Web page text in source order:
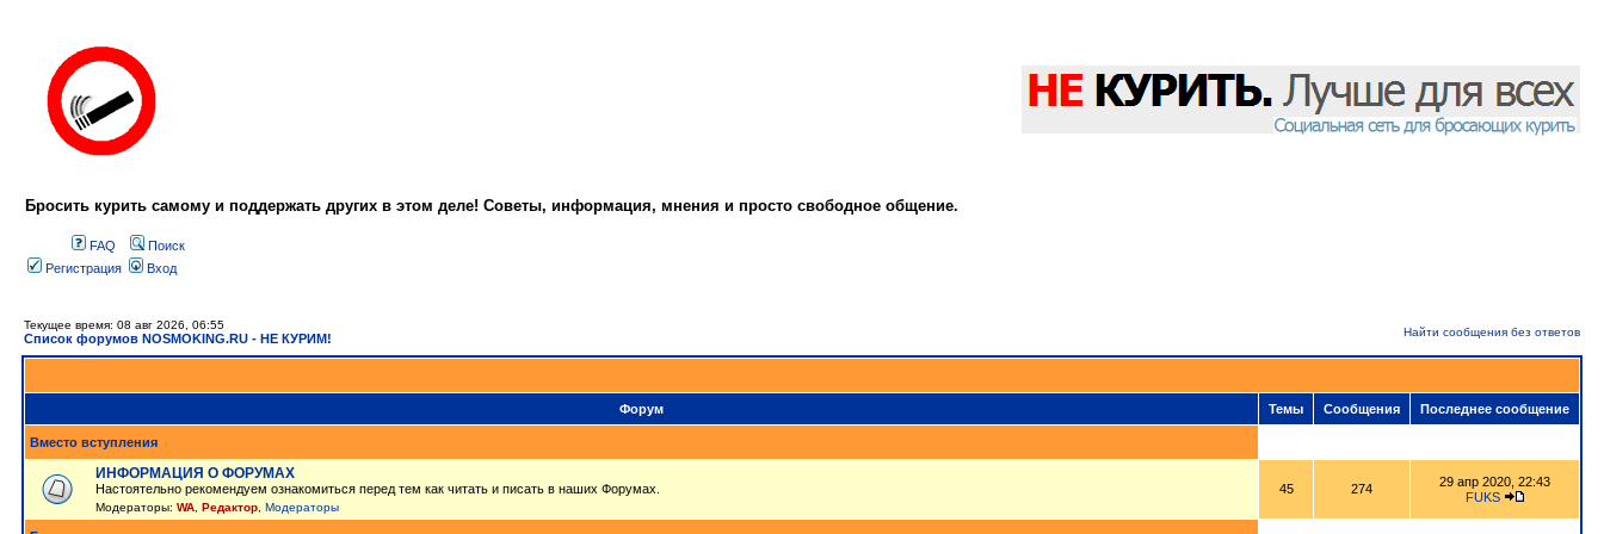
Бросить курить самому и поддержать других в этом деле! Советы, информация, мнения и просто свободное общение.
FAQ
Поиск
Регистрация
Вход
Текущее время: 08 авг 2026, 06:55
Список форумов NOSMOKING.RU - НЕ КУРИМ! Найти сообщения без ответов
Форум Темы Сообщения Последнее сообщение
Вместо вступления
ИНФОРМАЦИЯ О ФОРУМАХ
Настоятельно рекомендуем ознакомиться перед тем как читать и писать в наших Форумах.
Модераторы: WA Редактор Модераторы
45 274
29 апр 2020, 22:43
FUKS